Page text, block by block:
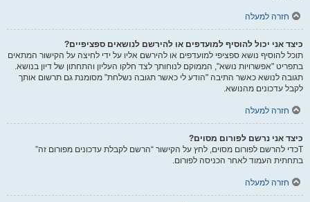
חזרה למעלה
כיצד אני יכול להוסיף למועדפים או להירשם לנושאים ספציפיים?
תוכל להוסיף נושא ספציפי למועדפים או להירשם אליו על ידי לחיצה על הקישור המתאים
בתפריט "אפשרויות נושא", הממוקם לנוחותך לצד חלקו העליון והתחתון של דיון בנושא.
תגובה לנושא כאשר התיבה "הודע לי כאשר תגובה נשלחת" מסומנת גם תרשום אותך
לקבל עדכונים מהנושא.
חזרה למעלה
כיצד אני נרשם לפורום מסוים?
Tכדי להרשם לפורום מסוים, לחץ על הקישור “הרשם לקבלת עדכונים מפורום זה”
בתחתית העמוד לאחר הכניסה לפורום.
חזרה למעלה